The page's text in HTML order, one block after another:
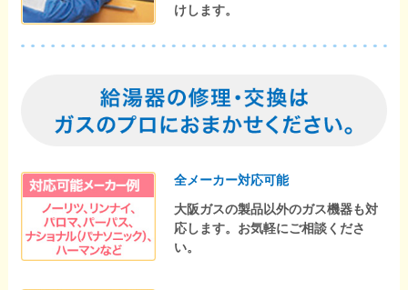
けします。
全メーカー対応可能
大阪ガスの製品以外のガス機器も対
応します。お気軽にご相談くださ
い。